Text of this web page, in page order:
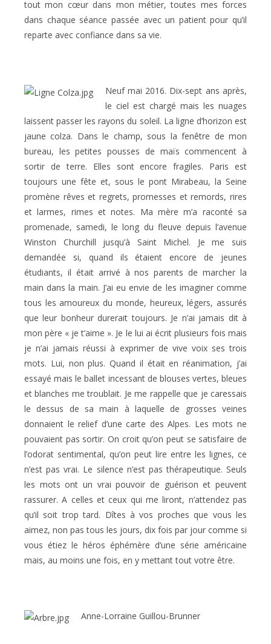
tout mon cœur dans mon métier, toutes mes forces
dans chaque séance passée avec un patient pour qu’il
reparte avec confiance dans sa vie.
Neuf mai 2016. Dix-sept ans après,
le ciel est chargé mais les nuages
laissent passer les rayons du soleil. La ligne d’horizon est
jaune colza. Dans le champ, sous la fenêtre de mon
bureau, les petites pousses de maïs commencent à
sortir de terre. Elles sont encore fragiles. Paris est
toujours une fête et, sous le pont Mirabeau, la Seine
promène rêves et regrets, promesses et remords, rires
et larmes, rimes et notes. Ma mère m’a raconté sa
promenade, samedi, le long du fleuve depuis l’avenue
Winston Churchill jusqu’à Saint Michel. Je me suis
demandée si, quand ils étaient encore de jeunes
étudiants, il était arrivé à nos parents de marcher la
main dans la main. J’ai eu envie de les imaginer comme
tous les amoureux du monde, heureux, légers, assurés
que leur bonheur durerait toujours. Je n’ai jamais dit à
mon père « je t’aime ». Je le lui ai écrit plusieurs fois mais
je n’ai jamais réussi à exprimer de vive voix ses trois
mots. Lui, non plus. Quand il était en réanimation, j’ai
essayé mais le ballet incessant de blouses vertes, bleues
et blanches me troublait. Je me rappelle que je caressais
le dessus de sa main à laquelle de grosses veines
donnaient le relief d’une carte des Alpes. Les mots ne
pouvaient pas sortir. On croit qu’on peut se satisfaire de
l’odorat sentimental, qu’on peut lire entre les lignes, ce
n’est pas vrai. Le silence n’est pas thérapeutique. Seuls
les mots ont un vrai pouvoir de guérison et peuvent
rassurer. A celles et ceux qui me liront, n’attendez pas
qu’il soit trop tard. Dîtes à vos proches que vous les
aimez, non pas tous les jours, dix fois par jour comme si
vous étiez le héros éphémère d’une série américaine
mais, au moins une fois, en y mettant tout votre être.
Anne-Lorraine Guillou-Brunner